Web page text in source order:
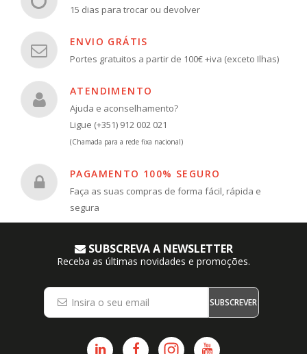
15 dias para trocar ou devolver
ENVIO GRÁTIS
Portes gratuitos a partir de 100€ +iva (exceto Ilhas)
ATENDIMENTO
Ajuda e aconselhamento?
Ligue (+351) 912 002 021
(Chamada para a rede fixa nacional)
PAGAMENTO 100% SEGURO
Faça as suas compras de forma fácil, rápida e
segura
SUBSCREVA A NEWSLETTER
Receba as últimas novidades e promoções.
SUBSCREVER